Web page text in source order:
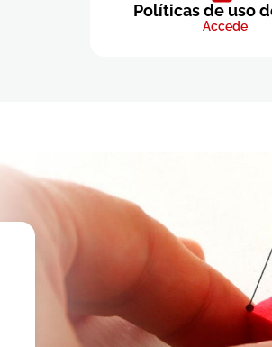
Políticas de uso
Accede